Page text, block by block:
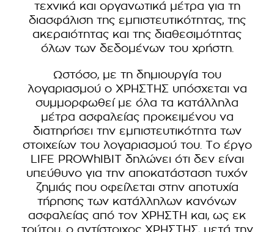
τεχνικά και οργανωτικά μέτρα για τη
διασφάλιση της εμπιστευτικότητας, της
ακεραιότητας και της διαθεσιμότητας
όλων των δεδομένων του χρήστη.
Ωστόσο, με τη δημιουργία του
λογαριασμού ο ΧΡΗΣΤΗΣ υπόσχεται να
συμμορφωθεί με όλα τα κατάλληλα
μέτρα ασφαλείας προκειμένου να
διατηρήσει την εμπιστευτικότητα των
στοιχείων του λογαριασμού του. Το έργο
LIFE PROWhIBIT δηλώνει ότι δεν είναι
υπεύθυνο για την αποκατάσταση τυχόν
ζημιάς που οφείλεται στην αποτυχία
τήρησης των κατάλληλων κανόνων
ασφαλείας από τον ΧΡΗΣΤΗ και, ως εκ